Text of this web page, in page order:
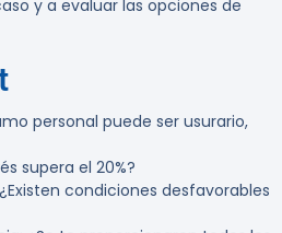
y a evaluar las opciones de
personal puede ser usurario,
supera el 20%?
condiciones desfavorables